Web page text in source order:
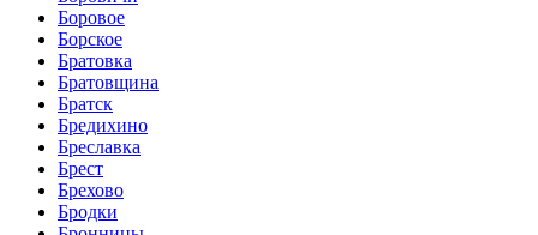
Боровое
Борское
Братовка
Братовщина
Братск
Бредихино
Бреславка
Брест
Брехово
Бродки